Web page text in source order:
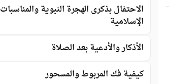
الاحتفال بذكرى الهجرة النبوية والمناسبات
الإسلامية
الأذكار والأدعية بعد الصلاة
كيفية فك المربوط والمسحور